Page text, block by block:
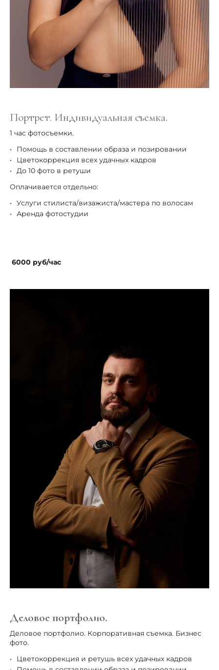
Портрет. Индивидуальная съемка.
1 час фотосъемки.
Помощь в составлении образа и позировании
Цветокоррекция всех удачных кадров
До 10 фото в ретуши
Оплачивается отдельно:
Услуги стилиста/визажиста/мастера по волосам
Аренда фотостудии
6000 руб/час
Деловое портфолио.
Деловое портфолио. Корпоративная съемка. Бизнес
фото.
Цветокоррекция и ретушь всех удачных кадров